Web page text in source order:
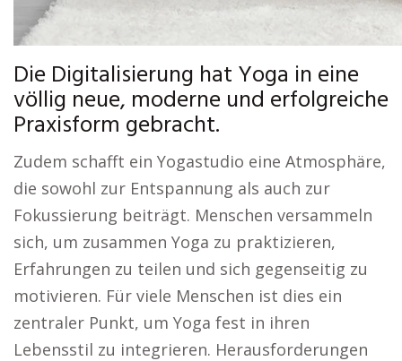
Die Digitalisierung hat Yoga in eine
völlig neue, moderne und erfolgreiche
Praxisform gebracht.
Zudem schafft ein Yogastudio eine Atmosphäre,
die sowohl zur Entspannung als auch zur
Fokussierung beiträgt. Menschen versammeln
sich, um zusammen Yoga zu praktizieren,
Erfahrungen zu teilen und sich gegenseitig zu
motivieren. Für viele Menschen ist dies ein
zentraler Punkt, um Yoga fest in ihren
Lebensstil zu integrieren. Herausforderungen